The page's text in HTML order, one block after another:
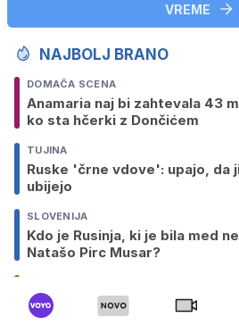
VREME
NAJBOLJ BRANO
DOMAČA SCENA
Anamaria naj bi zahtevala 43
ko sta hčerki z Dončićem
TUJINA
Ruske 'črne vdove': upajo, da
ubijejo
SLOVENIJA
Kdo je Rusinja, ki je bila med
Natašo Pirc Musar?
Strela med tekmo vzela
nogometašu